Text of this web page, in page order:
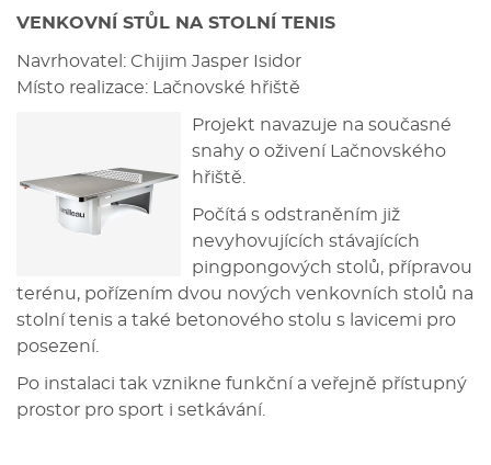
VENKOVNÍ STŮL NA STOLNÍ TENIS
Navrhovatel: Chijim Jasper Isidor
Místo realizace: Lačnovské hřiště
Projekt navazuje na současné
snahy o oživení Lačnovského
hřiště.
Počítá s odstraněním již
nevyhovujících stávajících
pingpongových stolů, přípravou
terénu, pořízením dvou nových venkovních stolů na
stolní tenis a také betonového stolu s lavicemi pro
posezení.
Po instalaci tak vznikne funkční a veřejně přístupný
prostor pro sport i setkávání.